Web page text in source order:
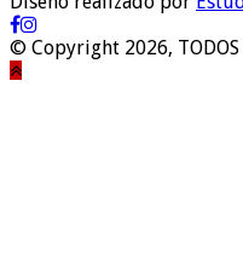
© Copyright 2026, TODOS